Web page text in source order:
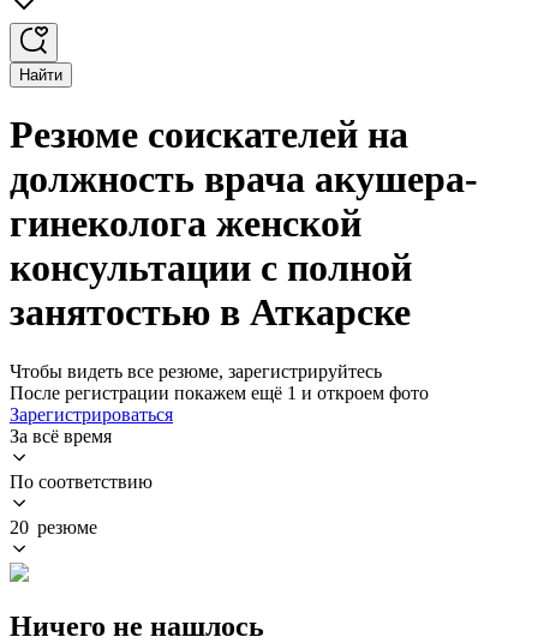
Найти
Резюме соискателей на
должность врача акушера-
гинеколога женской
консультации с полной
занятостью в Аткарске
Чтобы видеть все резюме, зарегистрируйтесь
После регистрации покажем ещё 1 и откроем фото
Зарегистрироваться
За всё время
По соответствию
20 резюме
Ничего не нашлось